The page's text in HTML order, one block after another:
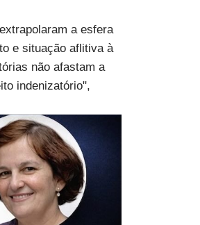
a esfera
e situação aflitiva à
não afastam a
indenizatório",